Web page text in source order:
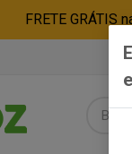
FRETE